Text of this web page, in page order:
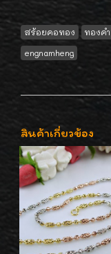
สร้อยคอทอง ทองคำ
engnamheng
สินค้าเกี่ยวข้อง